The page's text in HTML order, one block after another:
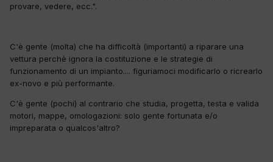
provare, vedere, ecc.".
C'è gente (molta) che ha difficoltà (importanti) a riparare una
vettura perchè ignora la costituzione e le strategie di
funzionamento di un impianto.... figuriamoci modificarlo o ricrearlo
ex-novo e più performante.
C'è gente (pochi) al contrario che studia, progetta, testa e valida
motori, mappe, omologazioni: solo gente fortunata e/o
impreparata o qualcos'altro?